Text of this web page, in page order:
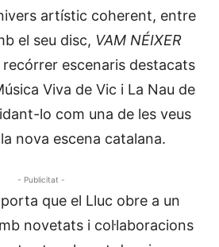
artístic coherent, entre
el seu disc, VAM NÉIXER
recórrer escenaris destacats
Viva de Vic i La Nau de
lo com una de les veus
nova escena catalana.
- Publicitat -
porta que el Lluc obre a un
novetats i col·laboracions